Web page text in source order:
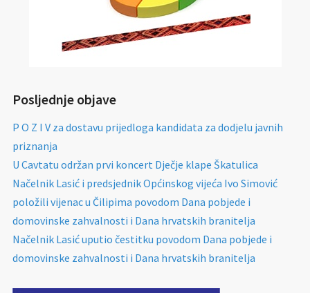
Posljednje objave
P O Z I V za dostavu prijedloga kandidata za dodjelu javnih
priznanja
U Cavtatu održan prvi koncert Dječje klape Škatulica
Načelnik Lasić i predsjednik Općinskog vijeća Ivo Simović
položili vijenac u Čilipima povodom Dana pobjede i
domovinske zahvalnosti i Dana hrvatskih branitelja
Načelnik Lasić uputio čestitku povodom Dana pobjede i
domovinske zahvalnosti i Dana hrvatskih branitelja